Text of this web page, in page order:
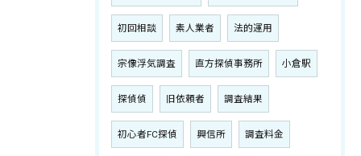
初回相談 素人業者 法的運用
宗像浮気調査 直方探偵事務所 小倉駅
探偵偵 旧依頼者 調査結果
初心者FC探偵 興信所 調査料金